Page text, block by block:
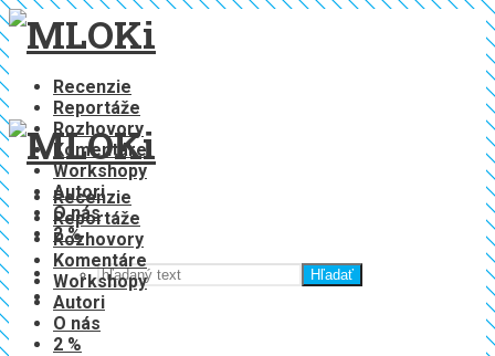
Recenzie
Reportáže
Rozhovory
Komentáre
Workshopy
Autori
O nás
2 %
Hľadať
Recenzie
Reportáže
Rozhovory
Komentáre
Workshopy
Autori
O nás
2 %